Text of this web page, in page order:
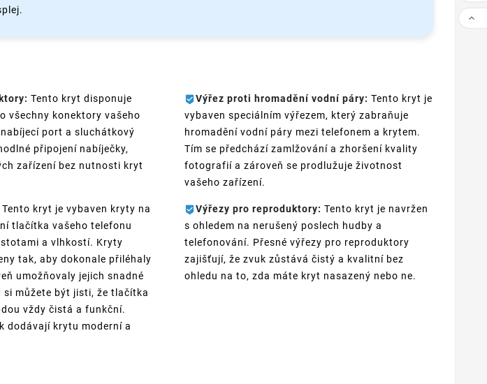
Tento kryt disponuje
všechny konektory vašeho
port a sluchátkový
připojení nabíječky,
zařízení bez nutnosti kryt
Tento kryt je vybaven kryty na
tlačítka vašeho telefonu
a vlhkostí. Kryty
tak, aby dokonale přiléhaly
umožňovaly jejich snadné
si můžete být jisti, že tlačítka
vždy čistá a funkční.
dodávají krytu moderní a
Výřez proti hromadění vodní páry: Tento kryt je
vybaven speciálním výřezem, který zabraňuje
hromadění vodní páry mezi telefonem a krytem.
Tím se předchází zamlžování a zhoršení kvality
fotografií a zároveň se prodlužuje životnost
vašeho zařízení.
Výřezy pro reproduktory: Tento kryt je navržen
s ohledem na nerušený poslech hudby a
telefonování. Přesné výřezy pro reproduktory
zajišťují, že zvuk zůstává čistý a kvalitní bez
ohledu na to, zda máte kryt nasazený nebo ne.
